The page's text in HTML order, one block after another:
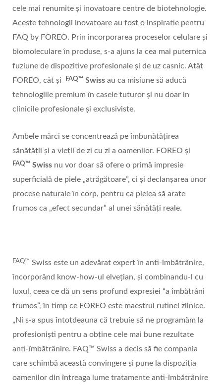
cele mai renumite și inovatoare centre de biotehnologie.
Aceste tehnologii inovatoare au fost o inspiratie pentru
FAQ by FOREO. Prin incorporarea proceselor celulare și
biomoleculare în produse, s-a ajuns la cea mai puternica
fuziune de dispozitive profesionale și de uz casnic. Atât
FOREO, cât și
FAQ™ Swiss au ca misiune să aducă
tehnologiile premium în casele tuturor și nu doar in
clinicile profesionale și exclusiviste.
Ambele mărci se concentrează pe îmbunătățirea
sănătății și a vieții de zi cu zi a oamenilor. FOREO și
FAQ™ Swiss nu vor doar să ofere o primă impresie
superficială de piele „atrăgătoare”, ci și declanșarea unor
procese naturale în corp, pentru ca pielea să arate
frumos ca „efect secundar” al unei sănătăți reale.
FAQ™ Swiss este un adevărat expert în anti-îmbătrânire,
încorporând know-how-ul elvețian, și combinandu-l cu
luxul, ceea ce dă un sens profund expresiei “a îmbătrâni
frumos”, în timp ce FOREO este maestrul rutinei zilnice.
„Ni s-a spus întotdeauna că trebuie să ne programăm la
profesioniști pentru a obține cele mai bune rezultate
anti-îmbătrânire. FAQ™ Swiss a decis să fie compania
care schimbă această convingere și pune la dispoziția
oamenilor din întreaga lume tratamente anti-îmbătrânire